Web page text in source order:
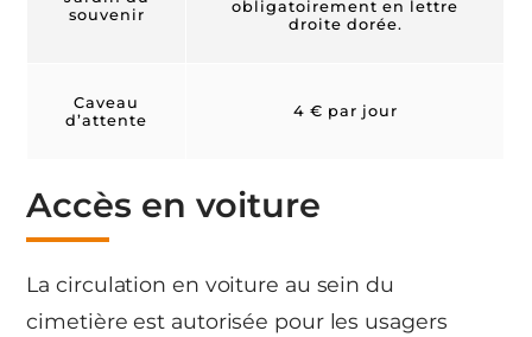
souvenir
obligatoirement en lettre
droite dorée.
Caveau
d’attente
4 € par jour
Accès en voiture
La circulation en voiture au sein du
cimetière est autorisée pour les usagers